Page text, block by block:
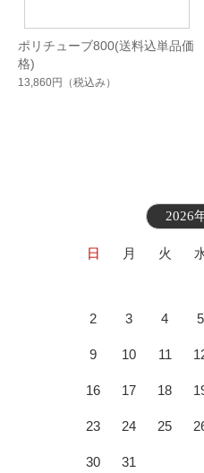
ポリチューブ800(送料込単品価
格)
13,860円 （税込み）
2026
日 月 火
2 3 4 5
9 10 11
16 17 18
23 24 25
30 31